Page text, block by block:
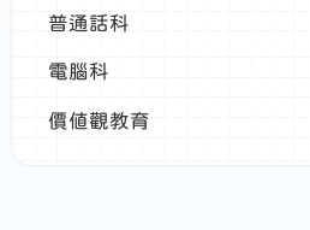
普通話科
電腦科
價值觀教育